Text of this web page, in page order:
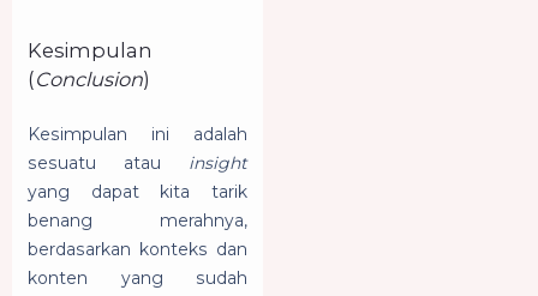
Kesimpulan
(Conclusion)
Kesimpulan ini adalah
sesuatu atau insight
yang dapat kita tarik
benang merahnya,
berdasarkan konteks dan
konten yang sudah